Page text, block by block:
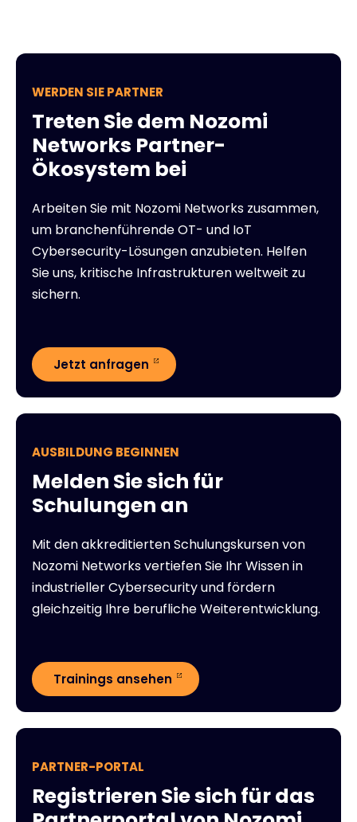
WERDEN SIE PARTNER
Treten Sie dem Nozomi
Networks Partner-
Ökosystem bei
Arbeiten Sie mit Nozomi Networks zusammen,
um branchenführende OT- und IoT
Cybersecurity-Lösungen anzubieten. Helfen
Sie uns, kritische Infrastrukturen weltweit zu
sichern.
Jetzt anfragen
AUSBILDUNG BEGINNEN
Melden Sie sich für
Schulungen an
Mit den akkreditierten Schulungskursen von
Nozomi Networks vertiefen Sie Ihr Wissen in
industrieller Cybersecurity und fördern
gleichzeitig Ihre berufliche Weiterentwicklung.
Trainings ansehen
PARTNER-PORTAL
Registrieren Sie sich für das